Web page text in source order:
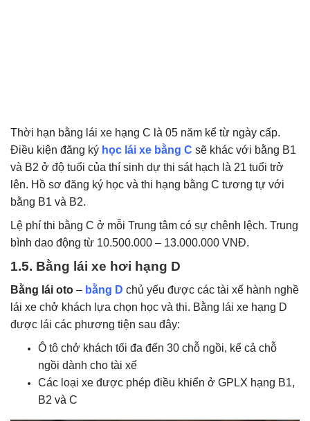
Thời hạn bằng lái xe hạng C là 05 năm kể từ ngày cấp.
Điều kiện đăng ký học lái xe bằng C sẽ khác với bằng B1
và B2 ở độ tuổi của thí sinh dự thi sát hạch là 21 tuổi trở
lên. Hồ sơ đăng ký học và thi hạng bằng C tương tự với
bằng B1 và B2.
Lệ phí thi bằng C ở mỗi Trung tâm có sự chênh lệch. Trung
bình dao động từ 10.500.000 – 13.000.000 VNĐ.
1.5. Bằng lái xe hơi hạng D
Bằng lái oto – bằng D chủ yếu được các tài xế hành nghề
lái xe chở khách lựa chọn học và thi. Bằng lái xe hạng D
được lái các phương tiện sau đây:
Ô tô chở khách tối đa đến 30 chỗ ngồi, kể cả chỗ
ngồi dành cho tài xế
Các loại xe được phép điều khiển ở GPLX hạng B1,
B2 và C